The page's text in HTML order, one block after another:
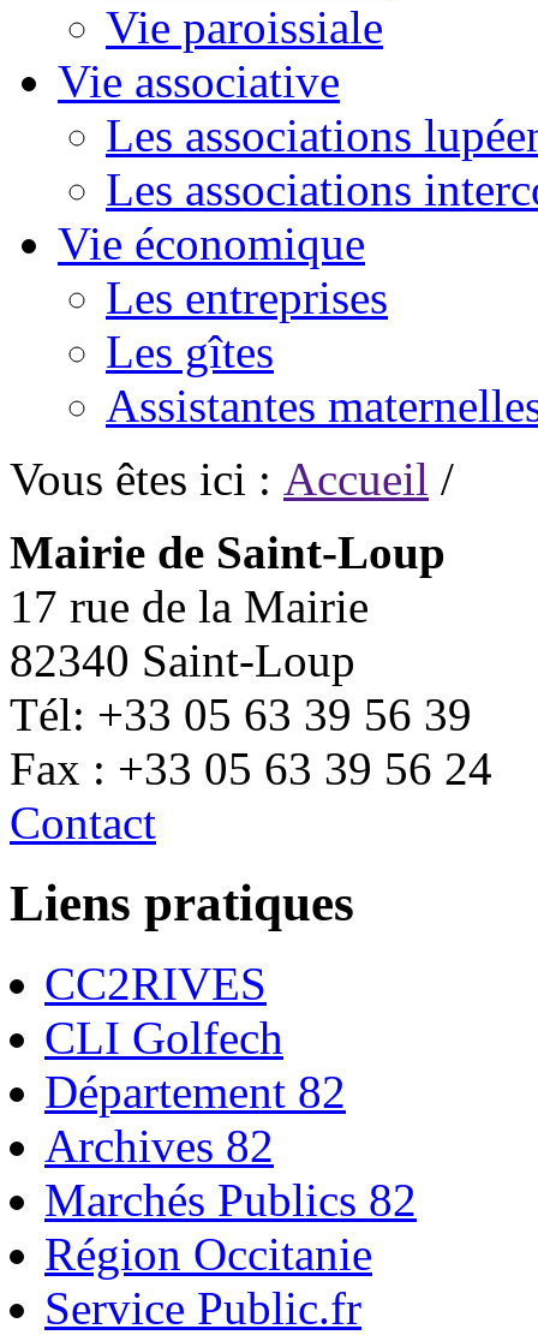
Vie paroissiale
Vie associative
Les associations
Les associations
Vie économique
Les entreprises
Les gîtes
Assistantes
Vous êtes ici : Accueil /
Mairie de Saint-Loup
17 rue de la Mairie
82340 Saint-Loup
Tél: +33 05 63 39 56 39
Fax : +33 05 63 39 56 24
Contact
Liens pratiques
CC2RIVES
CLI Golfech
Département 82
Archives 82
Marchés Publics 82
Région Occitanie
Service Public.fr